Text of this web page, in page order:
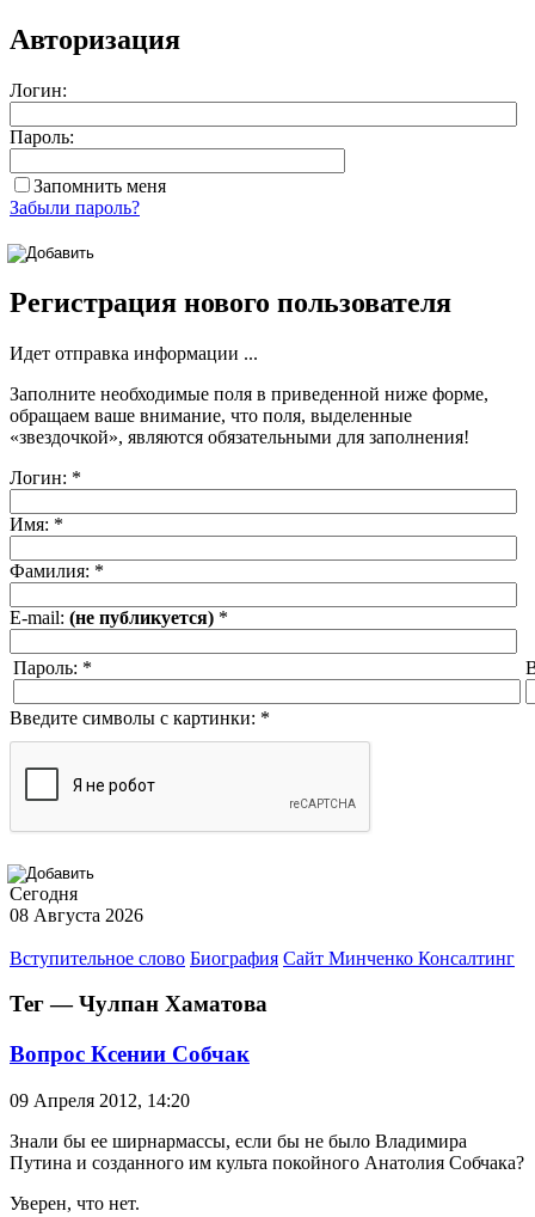
Авторизация
Логин:
Пароль:
Запомнить меня
Забыли пароль?
Регистрация нового пользователя
Идет отправка информации ...
Заполните необходимые поля в приведенной ниже форме,
обращаем ваше внимание, что поля, выделенные
«звездочкой», являются обязательными для заполнения!
Логин: *
Имя: *
Фамилия: *
E-mail: (не публикуется) *
Пароль: *
Введите символы с картинки: *
Сегодня
08 Августа 2026
Вступительное слово Биография Сайт Минченко Консалтинг
Тег — Чулпан Хаматова
Вопрос Ксении Собчак
09 Апреля 2012, 14:20
Знали бы ее ширнармассы, если бы не было Владимира
Путина и созданного им культа покойного Анатолия Собчака?
Уверен, что нет.